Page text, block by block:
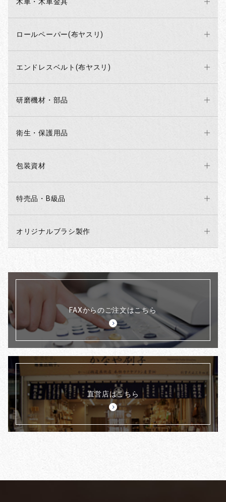
木車・木車金具
ロールペーパー(布ヤスリ)
エンドレスベルト(布ヤスリ)
研磨機材・部品
衛生・保護用品
包装資材
特売品・B級品
オリジナルブラシ製作
FAXからのご注文はこちら
直営店はこちら